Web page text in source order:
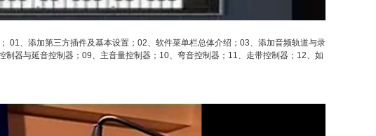
01、添加第三方插件及基本设置；02、软件菜单栏总体介绍；03、添加音频轨道与录
器与延音控制器；09、主音量控制器；10、弯音控制器；11、走带控制器；12、如